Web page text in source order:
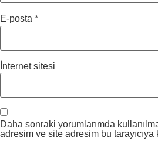
E-posta *
İnternet sitesi
Daha sonraki yorumlarımda
adresim ve site adresim bu